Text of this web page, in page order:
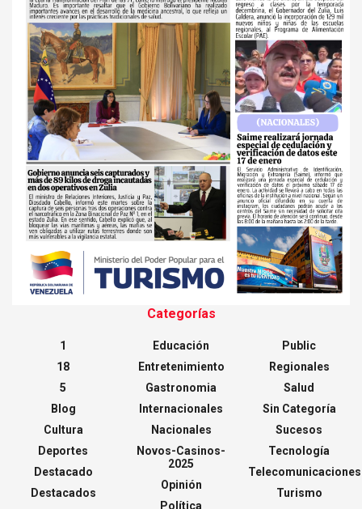
Categorías
1
18
5
Blog
Cultura
Deportes
Destacado
Destacados
Educación
Entretenimiento
Gastronomia
Internacionales
Nacionales
Novos-Casinos-
2025
Opinión
Política
Public
Regionales
Salud
Sin Categoría
Sucesos
Tecnología
Telecomunicaciones
Turismo